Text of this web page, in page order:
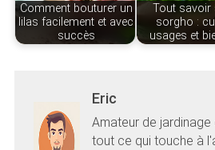
Comment bouturer un
lilas facilement et avec
succès
Tout savoir
sorgho :
usages et
Eric
Amateur de
tout ce qui touche à